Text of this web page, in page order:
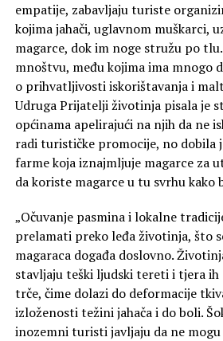
empatije, zabavljaju turiste
kojima jahači, uglavnom muškarci,
magarce, dok im noge stružu po
mnoštvu, među kojima ima mnogo
o prihvatljivosti iskorištavanja i
Udruga Prijatelji životinja pisala je
općinama apelirajući na njih da ne
radi turističke promocije, no dobila
farme koja iznajmljuje magarce za
da koriste magarce u tu svrhu kako
„Očuvanje pasmina i lokalne
prelamati preko leđa životinja, što
magaraca događa doslovno.
stavljaju teški ljudski tereti i tjera ih
trče, čime dolazi do deformacije
izloženosti težini jahača i do boli.
inozemni turisti javljaju da ne